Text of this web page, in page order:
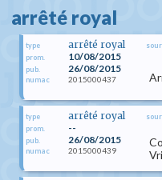
arrêté royal
type arrêté royal
prom. 10/08/2015
pub. 26/08/2015
numac 2015000437
type arrêté royal
prom. --
pub. 26/08/2015
numac 2015000439